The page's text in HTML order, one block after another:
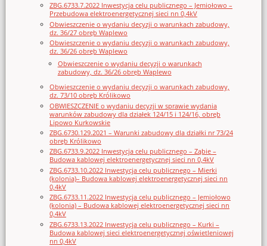
ZBG.6733.7.2022 Inwestycja celu publicznego – Jemiołowo –
Przebudowa elektroenergetycznej sieci nn 0,4kV
Obwieszczenie o wydaniu decyzji o warunkach zabudowy,
dz. 36/27 obręb Waplewo
Obwieszczenie o wydaniu decyzji o warunkach zabudowy,
dz. 36/26 obręb Waplewo
Obwieszczenie o wydaniu decyzji o warunkach
zabudowy, dz. 36/26 obręb Waplewo
Obwieszczenie o wydaniu decyzji o warunkach zabudowy,
dz. 73/10 obręb Królikowo
OBWIESZCZENIE o wydaniu decyzji w sprawie wydania
warunków zabudowy dla działek 124/15 i 124/16, obręb
Lipowo Kurkowskie
ZBG.6730.129.2021 – Warunki zabudowy dla działki nr 73/24
obręb Królikowo
ZBG.6733.9.2022 Inwestycja celu publicznego – Ząbie –
Budowa kablowej elektroenergetycznej sieci nn 0,4kV
ZBG.6733.10.2022 Inwestycja celu publicznego – Mierki
(kolonia)– Budowa kablowej elektroenergetycznej sieci nn
0,4kV
ZBG.6733.11.2022 Inwestycja celu publicznego – Jemiołowo
(kolonia) – Budowa kablowej elektroenergetycznej sieci nn
0,4kV
ZBG.6733.13.2022 Inwestycja celu publicznego – Kurki –
Budowa kablowej sieci elektroenergetycznej oświetleniowej
nn 0,4kV